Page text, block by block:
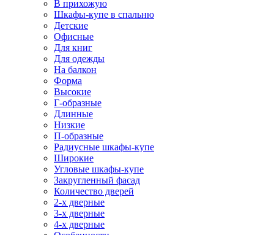
В прихожую
Шкафы-купе в спальню
Детские
Офисные
Для книг
Для одежды
На балкон
Форма
Высокие
Г-образные
Длинные
Низкие
П-образные
Радиусные шкафы-купе
Широкие
Угловые шкафы-купе
Закругленный фасад
Количество дверей
2-х дверные
3-х дверные
4-х дверные